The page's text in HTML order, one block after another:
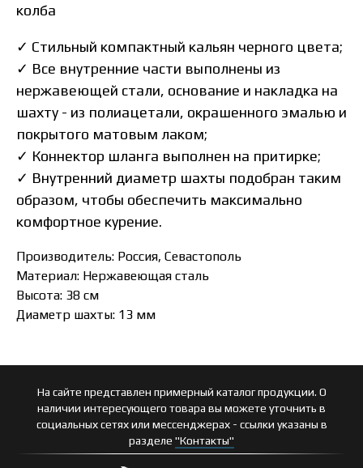
колба
✓ Стильный компактный кальян черного цвета;
✓ Все внутренние части выполнены из
нержавеющей стали, основание и накладка на
шахту - из полиацетали, окрашенного эмалью и
покрытого матовым лаком;
✓ Коннектор шланга выполнен на притирке;
✓ Внутренний диаметр шахты подобран таким
образом, чтобы обеспечить максимально
комфортное курение.
Производитель: Россия, Севастополь
Материал: Нержавеющая сталь
Высота: 38 см
Диаметр шахты: 13 мм
На сайте представлен примерный каталог продукции. О
наличии интересующего товара вы можете уточнить в
социальных сетях или мессенджерах - ссылки указаны в
разделе "Контакты"